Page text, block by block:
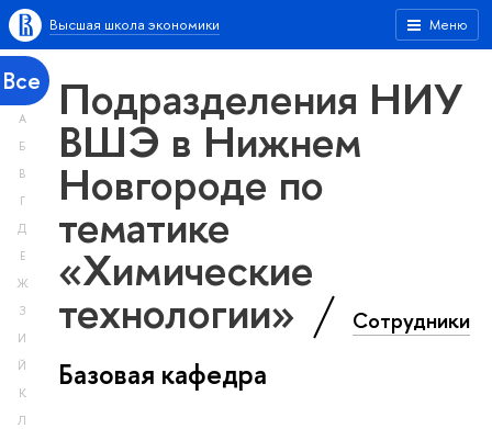
Меню
Высшая школа экономики
Все
А
Б
В
Г
Д
Е
Ж
З
И
Й
К
Л
Подразделения НИУ
ВШЭ в Нижнем
Новгороде по
тематике
«Химические
технологии» Сотрудники
Базовая кафедра